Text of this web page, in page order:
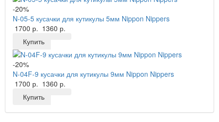
-20%
N-05-5 кусачки для кутикулы 5мм Nippon Nippers
1700 р. 1360 р.
Купить
-20%
N-04F-9 кусачки для кутикулы 9мм Nippon Nippers
1700 р. 1360 р.
Купить